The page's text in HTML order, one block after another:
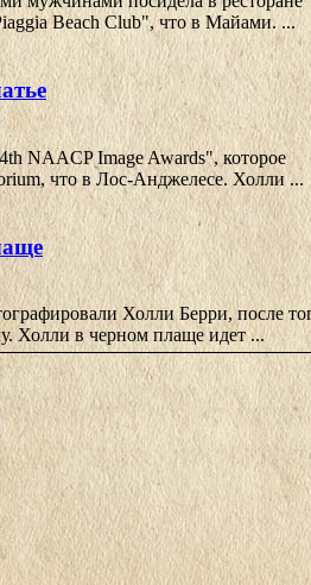
Beach Club", что в Майами. ...
NAACP Image Awards", которое
что в Лос-Анджелесе. Холли ...
Холли Берри, после
Холли в черном плаще идет ...